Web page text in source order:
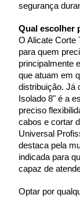
segurança
Qual escolher
O Alicate Corte
para quem
principalmente
que atuam em
distribuição. Já
Isolado 8" é a
preciso
cabos e cortar
Universal
destaca pela
indicada para
capaz de
Optar por